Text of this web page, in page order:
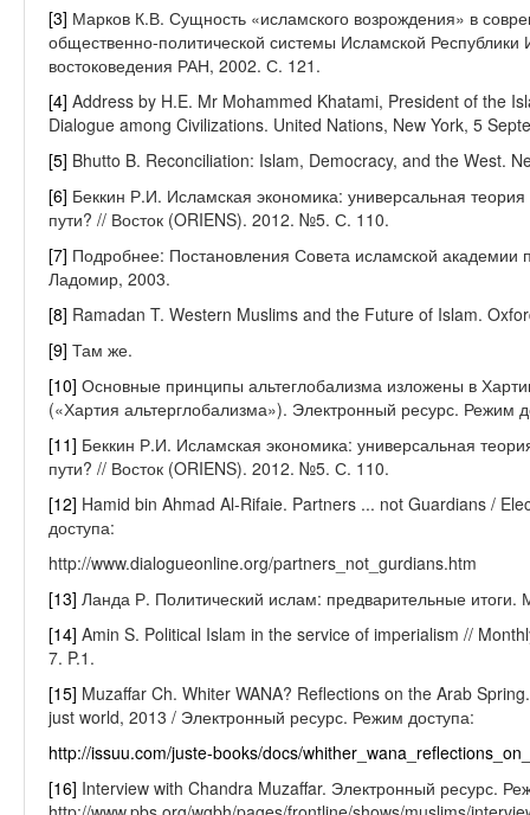
[3] Марков К.В. Сущность «исламского возрождения» в
общественно-политической системы Исламской
востоковедения РАН, 2002. С. 121.
[4] Address by H.E. Mr Mohammed Khatami, President of the
Dialogue among Civilizations. United Nations, New York, 5
[5] Bhutto B. Reconciliation: Islam, Democracy, and the West.
[6] Беккин Р.И. Исламская экономика: универсальная
пути? // Восток (ORIENS). 2012. №5. С. 110.
[7] Подробнее: Постановления Совета исламской
Ладомир, 2003.
[8] Ramadan T. Western Muslims and the Future of Islam.
[9] Там же.
[10] Основные принципы альтеглобализма изложены в
(«Хартия альтерглобализма»). Электронный ресурс. Режим
[11] Беккин Р.И. Исламская экономика: универсальная
пути? // Восток (ORIENS). 2012. №5. С. 110.
[12] Hamid bin Ahmad Al-Rifaie. Partners ... not Guardians /
доступа:
http://www.dialogueonline.org/partners_not_gurdians.htm
[13] Ланда Р. Политический ислам: предварительные итоги.
[14] Amin S. Political Islam in the service of imperialism //
7. P.1.
[15] Muzaffar Ch. Whiter WANA? Reflections on the Arab
just world, 2013 / Электронный ресурс. Режим доступа:
http://issuu.com/juste-books/docs/
[16] Interview with Chandra Muzaffar. Электронный ресурс.